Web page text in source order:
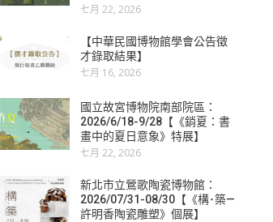
七月 22, 2026
【中華民國博物館學會公告徵
才錄取結果】
七月 16, 2026
國立故宮博物院南部院區：
2026/6/18-9/28【《銷夏：書
畫中的夏日意象》特展】
七月 22, 2026
新北市立鶯歌陶瓷博物館：
2026/07/31-08/30【《構･築—
許明香陶瓷雕塑》個展】